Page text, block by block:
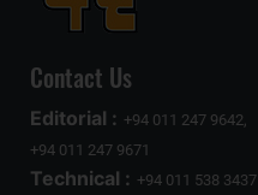
Contact Us
Editorial : +94 011 247 9642,
+94 011 247 9671
Technical : +94 011 538 3437